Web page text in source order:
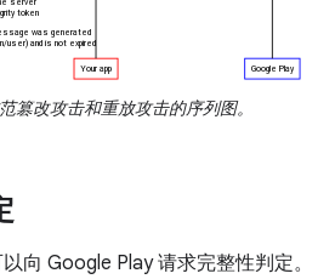
篡改攻击和重放攻击的序列图。
向 Google Play 请求完整性判定。